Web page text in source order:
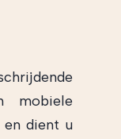
mobiele
en dient u